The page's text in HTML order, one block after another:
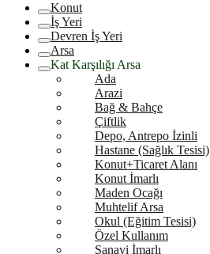
Konut
İş Yeri
Devren İş Yeri
Arsa
Kat Karşılığı Arsa
Ada
Arazi
Bağ & Bahçe
Çiftlik
Depo, Antrepo İzinli
Hastane (Sağlık Tesisi)
Konut+Ticaret Alanı
Konut İmarlı
Maden Ocağı
Muhtelif Arsa
Okul (Eğitim Tesisi)
Özel Kullanım
Sanayi İmarlı